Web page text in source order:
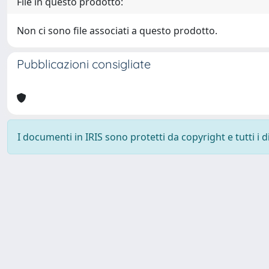
Non ci sono file associati a questo prodotto.
Pubblicazioni consigliate
I documenti in IRIS sono protetti da copyright e tutti i